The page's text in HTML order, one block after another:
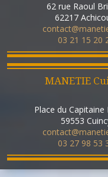
62 rue Raoul
62217
03 21 15 20
MANETIE
Place du Capitaine
59553
03 27 98 53